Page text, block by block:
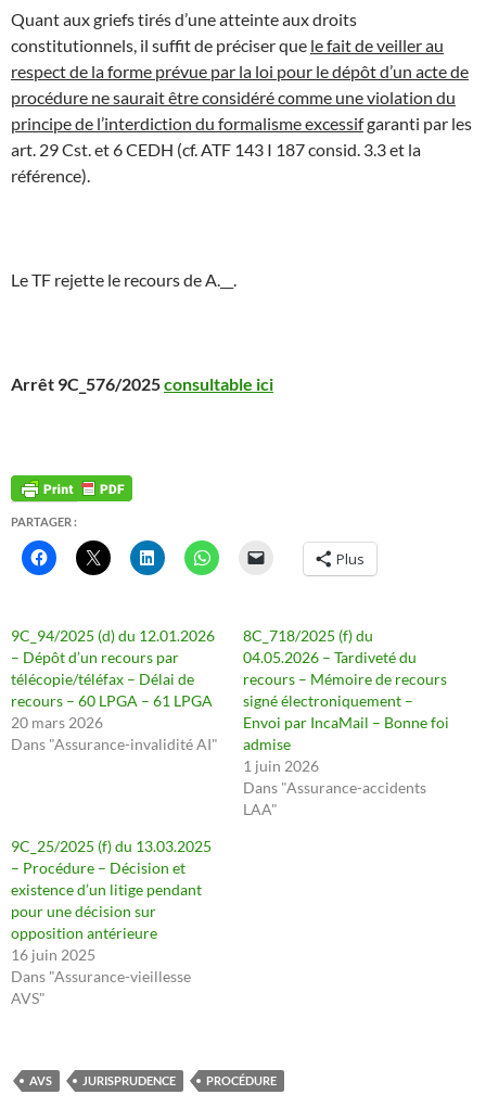
Quant aux griefs tirés d’une atteinte aux droits
constitutionnels, il suffit de préciser que le fait de veiller au
respect de la forme prévue par la loi pour le dépôt d’un acte de
procédure ne saurait être considéré comme une violation du
principe de l’interdiction du formalisme excessifgaranti par les
art. 29 Cst. et 6 CEDH (cf. ATF 143 I 187 consid. 3.3 et la
référence).
Le TF rejette le recours de A.__.
Arrêt 9C_576/2025consultable ici
PARTAGER :
Plus
9C_94/2025 (d) du 12.01.2026
– Dépôt d’un recours par
télécopie/téléfax – Délai de
recours – 60 LPGA – 61 LPGA
20 mars 2026
Dans "Assurance-invalidité AI"
8C_718/2025 (f) du
04.05.2026 – Tardiveté du
recours – Mémoire de recours
signé électroniquement –
Envoi par IncaMail – Bonne foi
admise
1 juin 2026
Dans "Assurance-accidents
LAA"
9C_25/2025 (f) du 13.03.2025
– Procédure – Décision et
existence d’un litige pendant
pour une décision sur
opposition antérieure
16 juin 2025
Dans "Assurance-vieillesse
AVS"
AVS JURISPRUDENCE PROCÉDURE